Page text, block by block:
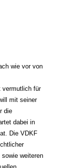
wie vor von
vermutlich für
mit seiner
die
dabei in
Die VDKF
weiteren